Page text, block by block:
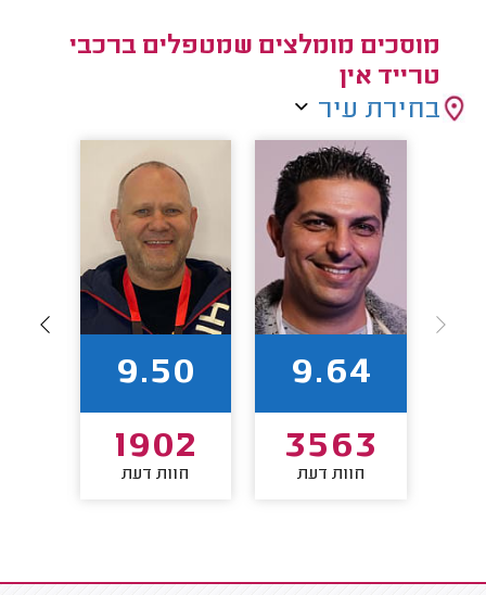
מוסכים מומלצים שמטפלים ברכבי
טרייד אין
בחירת עיר
9.64
3563
חוות דעת
9.50
1902
חוות דעת